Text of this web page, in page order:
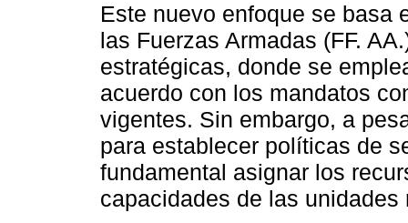
Este nuevo enfoque se basa
las Fuerzas Armadas (FF.
estratégicas, donde se
acuerdo con los mandatos
vigentes. Sin embargo, a
para establecer políticas de
fundamental asignar los
capacidades de las unidades